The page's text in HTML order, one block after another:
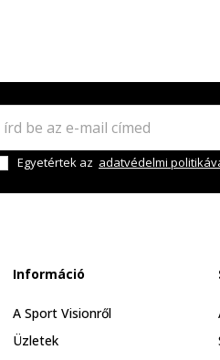
Egyetértek az adatvédelmi
Információ
A Sport Visionről
Üzletek